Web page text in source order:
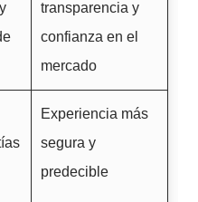
transparencia y
confianza en el
mercado
Experiencia más
segura y
predecible